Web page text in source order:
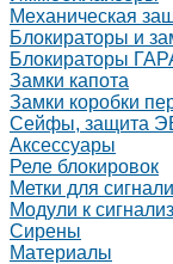
Механическая
Блокираторы и
Блокираторы
Замки капота
Замки коробки
Сейфы, защита
Аксессуары
Реле блокировок
Метки для
Модули к
Сирены
Материалы